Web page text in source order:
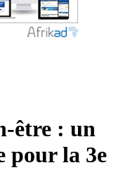
être : un
pour la 3e